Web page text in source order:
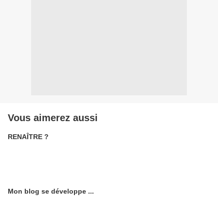
Vous aimerez aussi
RENAÎTRE ?
Mon blog se développe ...